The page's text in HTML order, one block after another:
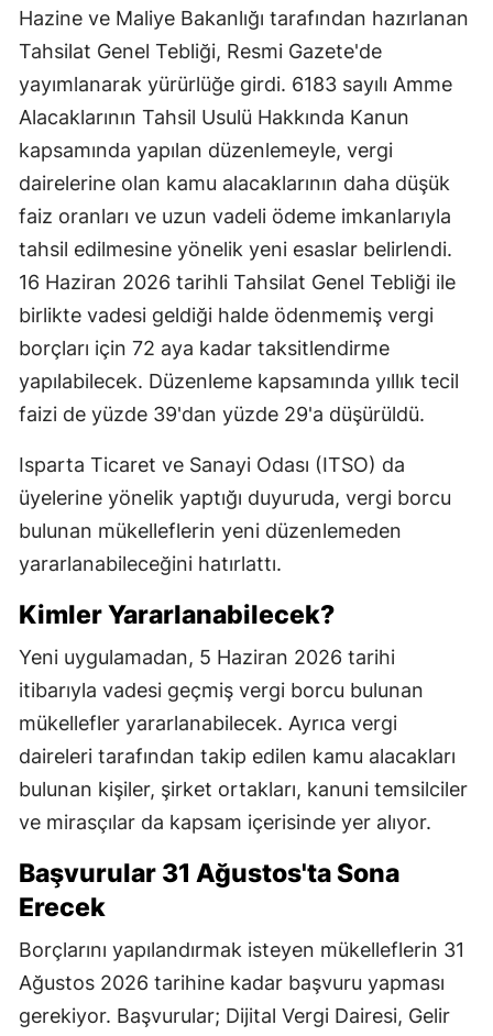
Hazine ve Maliye Bakanlığı tarafından hazırlanan
Tahsilat Genel Tebliği, Resmi Gazete'de
yayımlanarak yürürlüğe girdi. 6183 sayılı Amme
Alacaklarının Tahsil Usulü Hakkında Kanun
kapsamında yapılan düzenlemeyle, vergi
dairelerine olan kamu alacaklarının daha düşük
faiz oranları ve uzun vadeli ödeme imkanlarıyla
tahsil edilmesine yönelik yeni esaslar belirlendi.
16 Haziran 2026 tarihli Tahsilat Genel Tebliği ile
birlikte vadesi geldiği halde ödenmemiş vergi
borçları için 72 aya kadar taksitlendirme
yapılabilecek. Düzenleme kapsamında yıllık tecil
faizi de yüzde 39'dan yüzde 29'a düşürüldü.
Isparta Ticaret ve Sanayi Odası (ITSO) da
üyelerine yönelik yaptığı duyuruda, vergi borcu
bulunan mükelleflerin yeni düzenlemeden
yararlanabileceğini hatırlattı.
Kimler Yararlanabilecek?
Yeni uygulamadan, 5 Haziran 2026 tarihi
itibarıyla vadesi geçmiş vergi borcu bulunan
mükellefler yararlanabilecek. Ayrıca vergi
daireleri tarafından takip edilen kamu alacakları
bulunan kişiler, şirket ortakları, kanuni temsilciler
ve mirasçılar da kapsam içerisinde yer alıyor.
Başvurular 31 Ağustos'ta Sona
Erecek
Borçlarını yapılandırmak isteyen mükelleflerin 31
Ağustos 2026 tarihine kadar başvuru yapması
gerekiyor. Başvurular; Dijital Vergi Dairesi, Gelir